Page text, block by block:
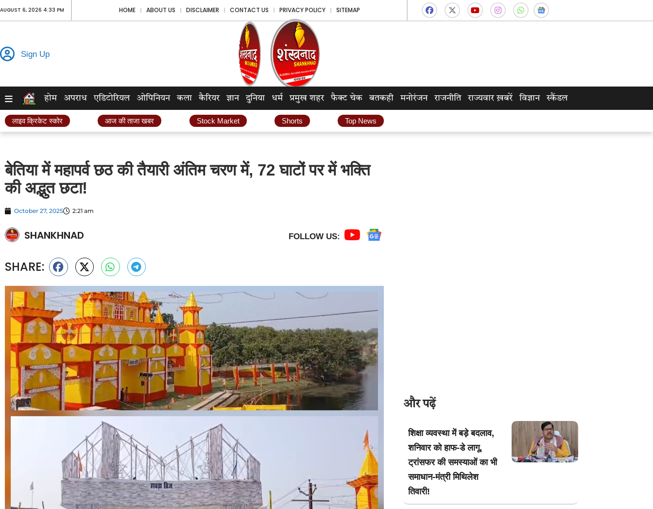
AUGUST 6, 2026 4:33 PM HOME ABOUT US DISCLAIMER CONTACT US PRIVACY POLICY SITEMAP
Sign Up
होम अपराध एडिटोरियल ओपिनियन कला कैरियर ज्ञान दुनिया धर्म प्रमुख शहर फैक्ट चेक बतकही मनोरंजन राजनीति राज्यवार ख़बरें विज्ञान स्कैंडल
लाइव क्रिकेट स्कोर आज की ताजा खबर Stock Market Shorts Top News
बेतिया में महापर्व छठ की तैयारी अंतिम चरण में, 72 घाटों पर में भक्ति
की अद्भुत छटा!
October 27, 2025 2:21 am
SHANKHNAD FOLLOW US:
SHARE:
और पढ़ें
शिक्षा व्यवस्था में बड़े बदलाव,
शनिवार को हाफ-डे लागू,
ट्रांसफर की समस्याओं का भी
समाधान-मंत्री मिथिलेश
तिवारी!